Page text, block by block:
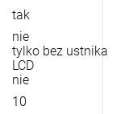
tak
nie
tylko bez ustnika
LCD
nie
10